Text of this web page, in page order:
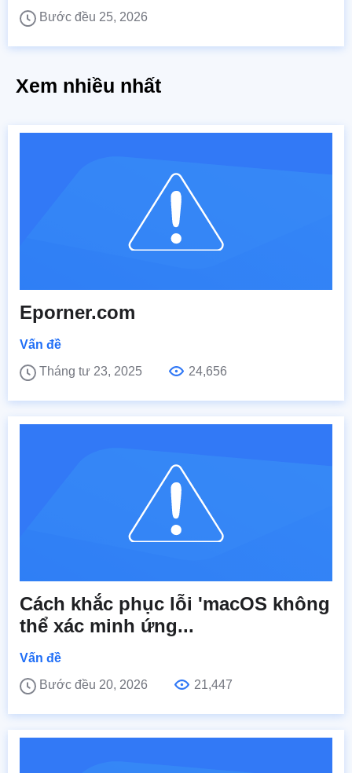
Bước đều 25, 2026
Xem nhiều nhất
Eporner.com
Vấn đề
Tháng tư 23, 2025
24,656
Cách khắc phục lỗi 'macOS không
thể xác minh ứng...
Vấn đề
Bước đều 20, 2026
21,447